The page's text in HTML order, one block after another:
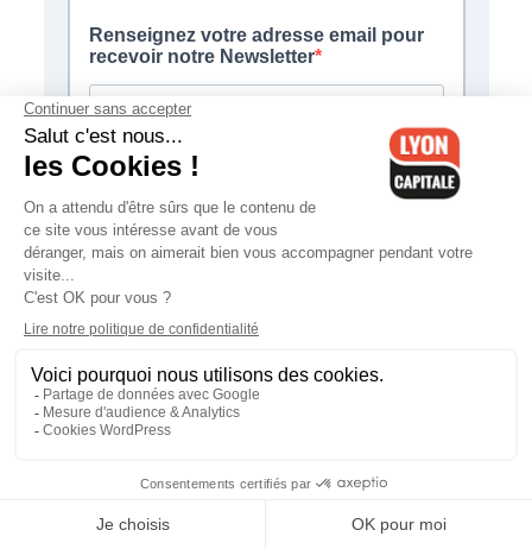
D'HEURE EN HEURE
Drôme : le feu progresse